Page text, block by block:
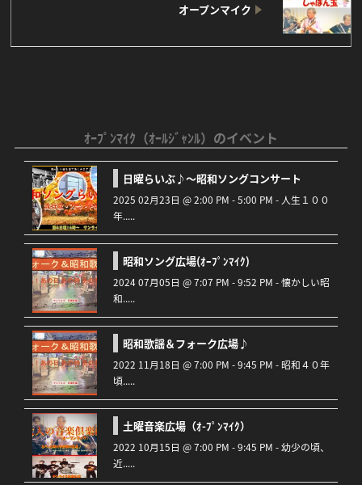
オープンマイク
ｵｰﾌﾟﾝﾏｲｸ（ｵｰﾙｼﾞｬﾝﾙ）のイベント
日曜らいぶ♪～昭和ソングコンサート
2025 02月23日 @ 2:00 PM - 5:00 PM - 人生１００
年.....
昭和ソング広場(ｵｰﾌﾟﾝﾏｲｸ)
2024 07月05日 @ 7:07 PM - 9:52 PM - 懐かしい昭
和.....
昭和歌謡＆フォーク広場♪
2022 11月18日 @ 7:00 PM - 9:45 PM - 昭和４０年
頃.....
土曜音楽広場（ｵ-ﾌﾟﾝﾏｲｸ）
2022 10月15日 @ 7:00 PM - 9:45 PM - 幼少の頃、
近.....